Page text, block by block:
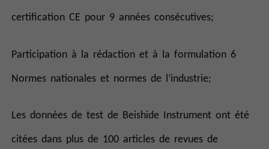
certification CE pour 9 années consécutives;
Participation à la rédaction et à la formulation 6
Normes nationales et normes de l’industrie;
Les données de test de Beishide Instrument ont été
citées dans plus de 100 articles de revues de